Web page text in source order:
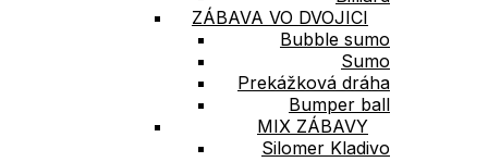
ZÁBAVA VO DVOJICI
Bubble sumo
Sumo
Prekážková dráha
Bumper ball
MIX ZÁBAVY
Silomer Kladivo